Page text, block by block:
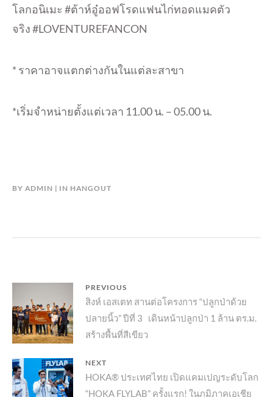
โลกอนิเมะ #ต้าห์อู๋ออฟโรดแฟนไก่ทอดแมคตัว
จริง #LOVENTUREFANCON
* ราคาอาจแตกต่างกันในแต่ละสาขา
*เริ่มจำหน่ายตั้งแต่เวลา 11.00 น. – 05.00 น.
BY ADMIN IN HANGOUT
เรื่อง
PREVIOUS
Previous
post:
สิงห์ เอสเตท สานต่อโครงการ “ปลูกป่าด้วย
ปลายนิ้ว” ปีที่ 3 เดินหน้าปลูกป่า 1 ล้าน ตร.ม.
สร้างพื้นที่สีเขียว
NEXT
Next
HOKA® ประเทศไทย เปิดแคมเปญระดับโลก
“HOKA FLYLAB” ครั้งแรก! ในภูมิภาคเอเชีย